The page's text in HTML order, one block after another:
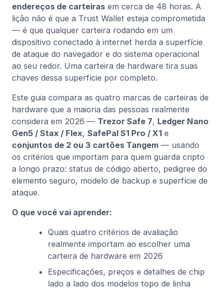
endereços de carteiras em cerca de 48 horas. A
lição não é que a Trust Wallet esteja comprometida
— é que qualquer carteira rodando em um
dispositivo conectado à internet herda a superfície
de ataque do navegador e do sistema operacional
ao seu redor. Uma carteira de hardware tira suas
chaves dessa superfície por completo.
Este guia compara as quatro marcas de carteiras de
hardware que a maioria das pessoas realmente
considera em 2026 — Trezor Safe 7, Ledger Nano
Gen5 / Stax / Flex, SafePal S1 Pro / X1 e
conjuntos de 2 ou 3 cartões Tangem — usando
os critérios que importam para quem guarda cripto
a longo prazo: status de código aberto, pedigree do
elemento seguro, modelo de backup e superfície de
ataque.
O que você vai aprender:
Quais quatro critérios de avaliação
realmente importam ao escolher uma
carteira de hardware em 2026
Especificações, preços e detalhes de chip
lado a lado dos modelos topo de linha